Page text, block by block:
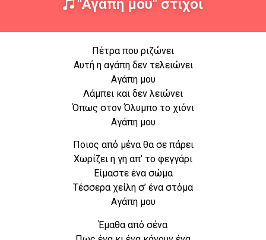
"Αγάπη μου" στίχοι
Πέτρα που ριζώνει
Αυτή η αγάπη δεν τελειώνει
Αγάπη μου
Λάμπει και δεν λειώνει
Όπως στον Όλυμπο το χιόνι
Αγάπη μου
Ποιος από μένα θα σε πάρει
Χωρίζει η γη απ’ το φεγγάρι
Είμαστε ένα σώμα
Τέσσερα χείλη σ’ ένα στόμα
Αγάπη μου
Έμαθα από σένα